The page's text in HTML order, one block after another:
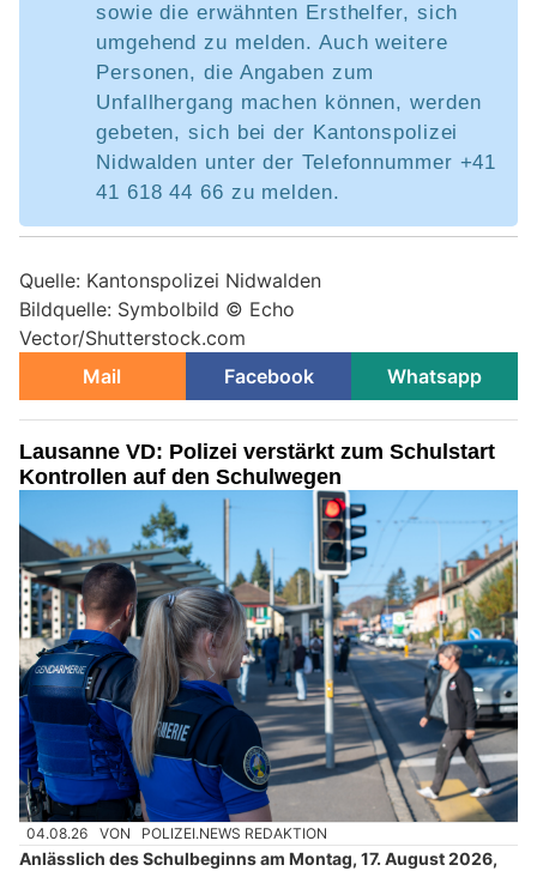
sowie die erwähnten Ersthelfer, sich
umgehend zu melden. Auch weitere
Personen, die Angaben zum
Unfallhergang machen können, werden
gebeten, sich bei der Kantonspolizei
Nidwalden unter der Telefonnummer +41
41 618 44 66 zu melden.
Quelle: Kantonspolizei Nidwalden
Bildquelle: Symbolbild © Echo
Vector/Shutterstock.com
Mail
Facebook Whatsapp
Lausanne VD: Polizei verstärkt zum Schulstart
Kontrollen auf den Schulwegen
04.08.26 VON POLIZEI.NEWS REDAKTION
Anlässlich des Schulbeginns am Montag, 17. August 2026,